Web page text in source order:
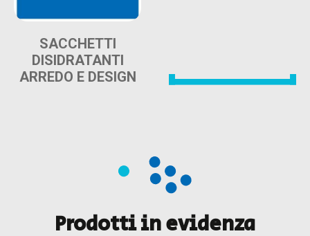
SACCHETTI
DISIDRATANTI
ARREDO E DESIGN
Prodotti in evidenza